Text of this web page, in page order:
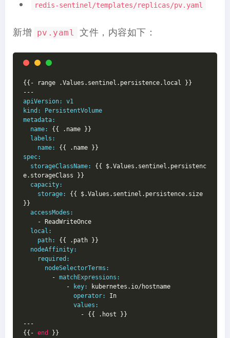
redis-sentinel/templates/replicas/pv.yaml
新增 pv.yaml 文件，内容如下：
{{- range .Values.sentinel.persistence.local }}
---
apiVersion:
v1
kind:
PersistentVolume
metadata:
name:
{{ .name }}
labels:
name:
{{ .name }}
spec:
storageClassName:
{{ $.Values.sentinel.persistenc
e.storageClass }}
capacity:
storage:
{{ $.Values.sentinel.persistence.size
}}
accessModes:
- ReadWriteOnce
local:
path:
{{ .path }}
nodeAffinity:
required:
nodeSelectorTerms:
- matchExpressions:
-
key:
kubernetes.io/hostname
operator:
In
values:
- {{ .host }}
---
{{- end }}